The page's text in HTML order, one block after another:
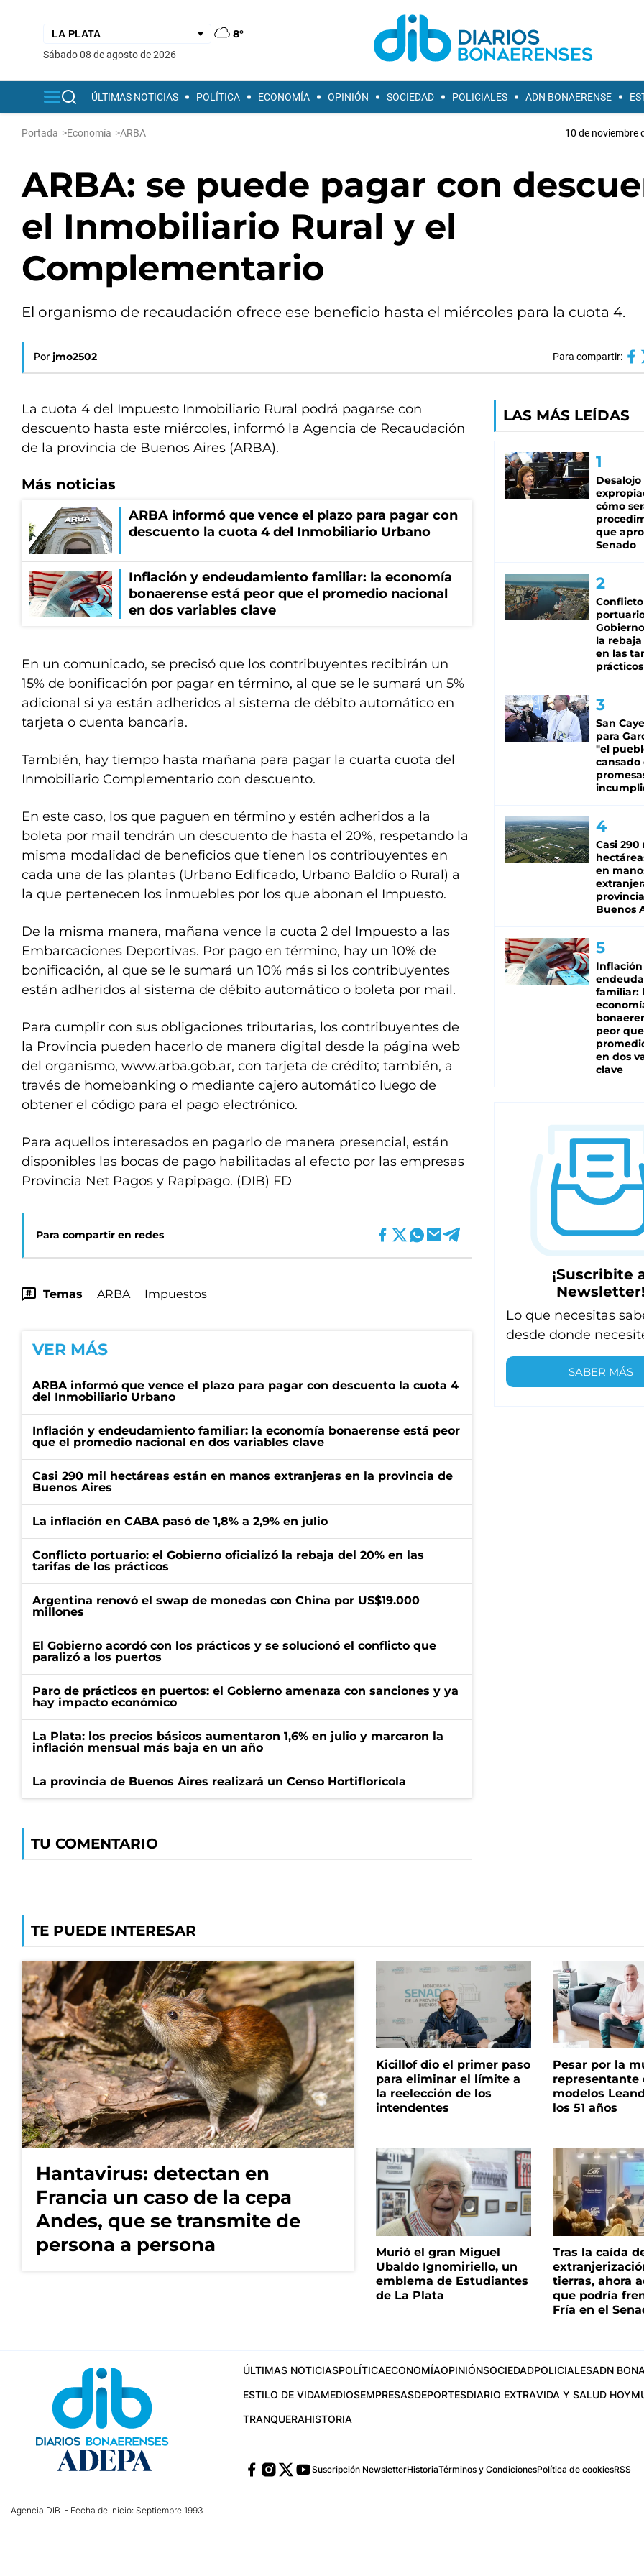
8°
sábado 08 de agosto de 2026
ÚLTIMAS NOTICIAS POLÍTICA ECONOMÍA OPINIÓN SOCIEDAD POLICIALES ADN BONAERENSE
Portada >Economía >ARBA 10 de noviembre
ARBA: se puede pagar con
el Inmobiliario Rural y el
Complementario
El organismo de recaudación ofrece ese beneficio hasta el miércoles para la cuota 4.
Por jmo2502 Para compartir:
La cuota 4 del Impuesto Inmobiliario Rural podrá pagarse con
descuento hasta este miércoles, informó la Agencia de Recaudación
de la provincia de Buenos Aires (ARBA).
Más noticias
ARBA informó que vence el plazo para pagar con
descuento la cuota 4 del Inmobiliario Urbano
Inflación y endeudamiento familiar: la economía
bonaerense está peor que el promedio nacional
en dos variables clave
En un comunicado, se precisó que los contribuyentes recibirán un
15% de bonificación por pagar en término, al que se le sumará un 5%
adicional si ya están adheridos al sistema de débito automático en
tarjeta o cuenta bancaria.
También, hay tiempo hasta mañana para pagar la cuarta cuota del
Inmobiliario Complementario con descuento.
En este caso, los que paguen en término y estén adheridos a la
boleta por mail tendrán un descuento de hasta el 20%, respetando la
misma modalidad de beneficios que tienen los contribuyentes en
cada una de las plantas (Urbano Edificado, Urbano Baldío o Rural) a
la que pertenecen los inmuebles por los que abonan el Impuesto.
De la misma manera, mañana vence la cuota 2 del Impuesto a las
Embarcaciones Deportivas. Por pago en término, hay un 10% de
bonificación, al que se le sumará un 10% más si los contribuyentes
están adheridos al sistema de débito automático o boleta por mail.
Para cumplir con sus obligaciones tributarias, los contribuyentes de
la Provincia pueden hacerlo de manera digital desde la página web
del organismo, www.arba.gob.ar, con tarjeta de crédito; también, a
través de homebanking o mediante cajero automático luego de
obtener el código para el pago electrónico.
Para aquellos interesados en pagarlo de manera presencial, están
disponibles las bocas de pago habilitadas al efecto por las empresas
Provincia Net Pagos y Rapipago.​ (DIB) FD
Para compartir en redes
Temas ARBA Impuestos
VER MÁS
ARBA informó que vence el plazo para pagar con descuento la cuota 4
del Inmobiliario Urbano
Inflación y endeudamiento familiar: la economía bonaerense está peor
que el promedio nacional en dos variables clave
Casi 290 mil hectáreas están en manos extranjeras en la provincia de
Buenos Aires
La inflación en CABA pasó de 1,8% a 2,9% en julio
Conflicto portuario: el Gobierno oficializó la rebaja del 20% en las
tarifas de los prácticos
Argentina renovó el swap de monedas con China por US$19.000
millones
El Gobierno acordó con los prácticos y se solucionó el conflicto que
paralizó a los puertos
Paro de prácticos en puertos: el Gobierno amenaza con sanciones y ya
hay impacto económico
La Plata: los precios básicos aumentaron 1,6% en julio y marcaron la
inflación mensual más baja en un año
La provincia de Buenos Aires realizará un Censo Hortiflorícola
TU COMENTARIO
LAS MÁS LEÍDAS
cómo
que
Senado
Conflicto
la rebaja
en las
prácticos
San
para
"el
cansado
Casi 290
en
Buenos
Inflación
familiar:
peor
en dos
clave
¡Suscribite
Newsletter!
Lo que necesitas
desde donde
SABER MÁS
TE PUEDE INTERESAR
Hantavirus: detectan en
Francia un caso de la cepa
Andes, que se transmite de
persona a persona
Kicillof dio el primer paso
para eliminar el límite a
la reelección de los
intendentes
Pesar por la
representante
modelos
los 51 años
Murió el gran Miguel
Ubaldo Ignomiriello, un
emblema de Estudiantes
de La Plata
Tras la caída
tierras, ahora
que podría
Fría en el
ÚLTIMAS NOTICIASPOLÍTICAECONOMÍAOPINIÓNSOCIEDADPOLICIALESADN
ESTILO DE VIDAMEDIOSEMPRESASDEPORTESDIARIO EXTRAVIDA Y SALUD HOY
TRANQUERAHISTORIA
Suscripción NewsletterHistoriaTérminos y CondicionesPolítica de cookiesRSS
Agencia DIB - Fecha de Inicio: Septiembre 1993